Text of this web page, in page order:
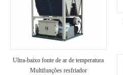
Ultra-baixo fonte de ar de temperatura
Multifunções resfriador